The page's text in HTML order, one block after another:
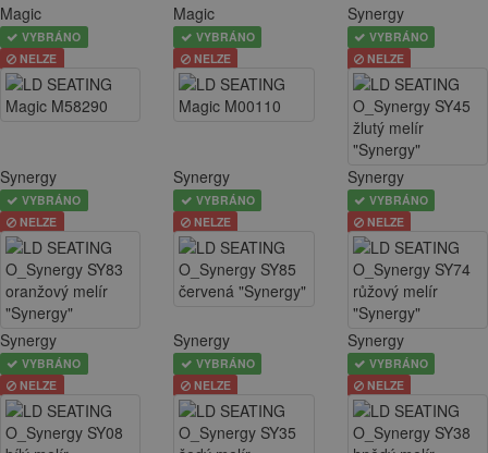
Magic
VYBRÁNO
NELZE
Magic
VYBRÁNO
NELZE
Synergy
VYBRÁNO
NELZE
Synergy
VYBRÁNO
NELZE
Synergy
VYBRÁNO
NELZE
Synergy
VYBRÁNO
NELZE
Synergy
VYBRÁNO
NELZE
Synergy
VYBRÁNO
NELZE
Synergy
VYBRÁNO
NELZE